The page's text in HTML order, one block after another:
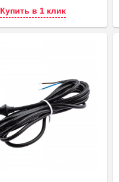
Купить в 1 клик